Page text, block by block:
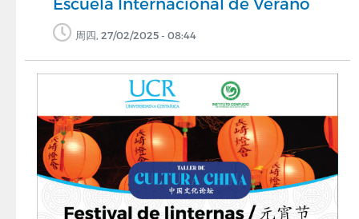
周四, 27/02/2025 - 08:44